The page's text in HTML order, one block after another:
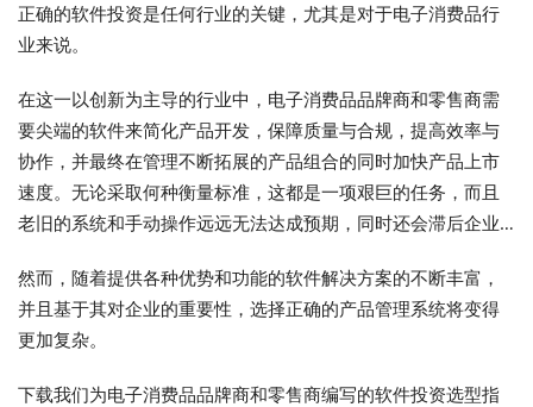
正确的软件投资是任何行业的关键，尤其是对于电子消费品行
业来说。
在这一以创新为主导的行业中，电子消费品品牌商和零售商需
要尖端的软件来简化产品开发，保障质量与合规，提高效率与
协作，并最终在管理不断拓展的产品组合的同时加快产品上市
速度。无论采取何种衡量标准，这都是一项艰巨的任务，而且
老旧的系统和手动操作远远无法达成预期，同时还会滞后企业
然而，随着提供各种优势和功能的软件解决方案的不断丰富，
并且基于其对企业的重要性，选择正确的产品管理系统将变得
更加复杂。
下载我们为电子消费品品牌商和零售商编写的软件投资选型指